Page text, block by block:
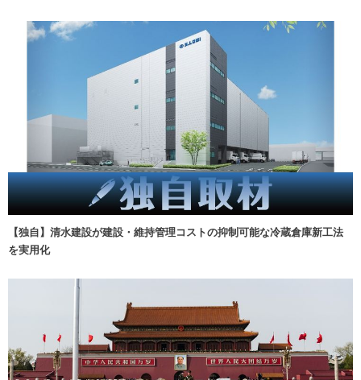
【独自】清水建設が建設・維持管理コストの抑制可能な冷蔵倉庫新工法
を実用化